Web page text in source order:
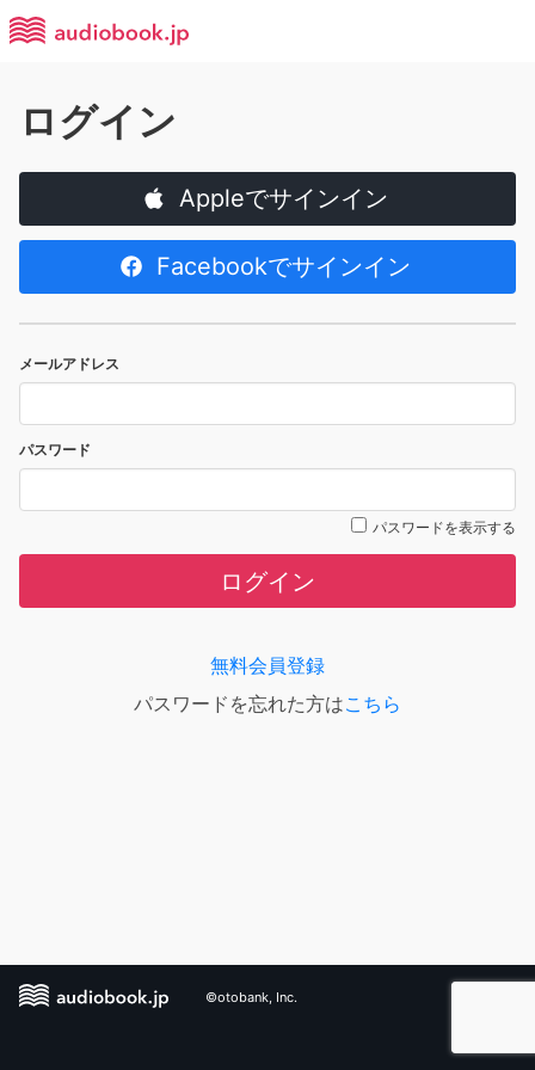
ログイン
Appleでサインイン
Facebookでサインイン
メールアドレス
パスワード
パスワードを表示する
ログイン
無料会員登録
パスワードを忘れた方はこちら
©otobank, Inc.